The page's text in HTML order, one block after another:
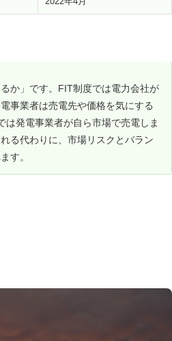
か」です。FIT制度では電力会社が
事業者は売電先や価格を気にする
は発電事業者が自ら市場で売電しま
る代わりに、市場リスクとバラン
す。